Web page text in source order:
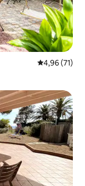
4,96 ud af 5
4,96 (71)